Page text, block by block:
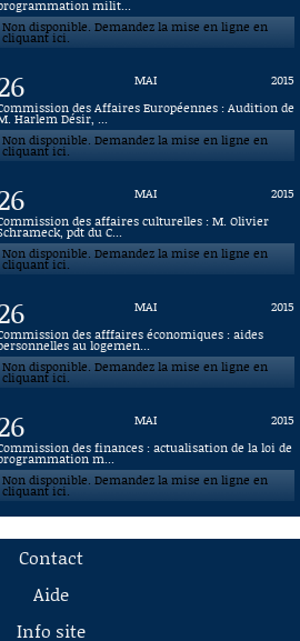
milit...
Non disponible. Demandez la mise en ligne en
cliquant ici.
MAI
2015
des Affaires Européennes : Audition de
Harlem Désir, ...
Non disponible. Demandez la mise en ligne en
cliquant ici.
MAI
2015
des affaires culturelles : M. Olivier
pdt du C...
Non disponible. Demandez la mise en ligne en
cliquant ici.
MAI
2015
des afffaires économiques : aides
au logemen...
Non disponible. Demandez la mise en ligne en
cliquant ici.
MAI
2015
des finances : actualisation de la loi de
m...
Non disponible. Demandez la mise en ligne en
cliquant ici.
Contact
Aide
Info site